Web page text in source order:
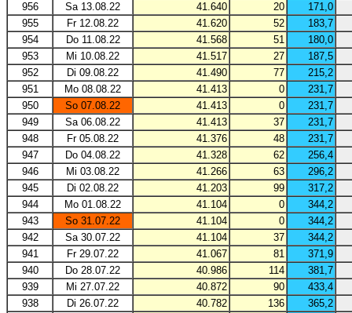
956
Sa 13.08.22 41.640 20
171,0
955
Fr 12.08.22 41.620 52
183,7
954
Do 11.08.22 41.568 51
180,0
953
Mi 10.08.22 41.517 27
187,5
952
Di 09.08.22 41.490 77
215,2
951
Mo 08.08.22 41.413 0
231,7
950
So 07.08.22 41.413 0
231,7
949
Sa 06.08.22 41.413 37
231,7
948
Fr 05.08.22 41.376 48
231,7
947
Do 04.08.22 41.328 62
256,4
946
Mi 03.08.22 41.266 63
296,2
945
Di 02.08.22 41.203 99
317,2
944
Mo 01.08.22 41.104 0
344,2
943
So 31.07.22 41.104 0
344,2
942
Sa 30.07.22 41.104 37
344,2
941
Fr 29.07.22 41.067 81
371,9
940
Do 28.07.22 40.986 114
381,7
939
Mi 27.07.22 40.872 90
433,4
938
Di 26.07.22 40.782 136
365,2